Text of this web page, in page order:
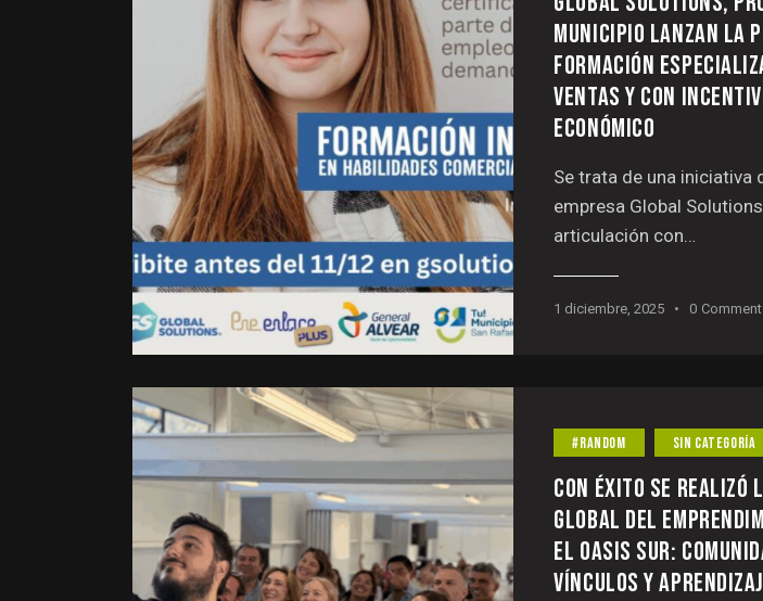
MUNICIPIO LANZAN LA
FORMACIÓN
VENTAS Y CON
ECONÓMICO
Se trata de una iniciativa
empresa Global
articulación con…
1 diciembre, 2025 0
#RANDOM SIN CATEGORÍA
CON ÉXITO SE REALIZÓ
GLOBAL DEL
EL OASIS SUR:
VÍNCULOS Y